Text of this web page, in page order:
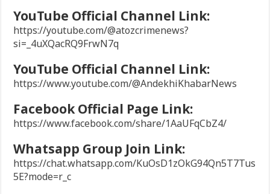
YouTube Official Channel Link:
https://youtube.com/@atozcrimenews?
si=_4uXQacRQ9FrwN7q
YouTube Official Channel Link:
https://www.youtube.com/@AndekhiKhabarNews
Facebook Official Page Link:
https://www.facebook.com/share/1AaUFqCbZ4/
Whatsapp Group Join Link:
https://chat.whatsapp.com/KuOsD1zOkG94Qn5T7Tus
5E?mode=r_c